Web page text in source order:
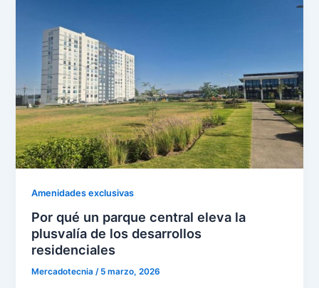
Amenidades exclusivas
Por qué un parque central eleva la
plusvalía de los desarrollos
residenciales
Mercadotecnia/ 5 marzo, 2026